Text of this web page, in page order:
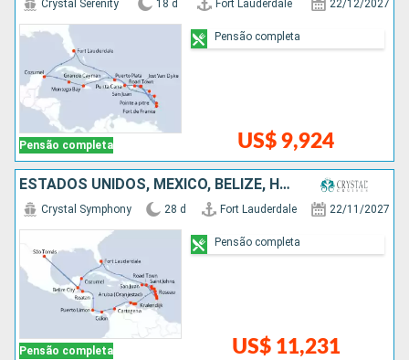
Pensão completa
Crystal Serenity 18 d Fort Lauderdale 22/12/2027
US$ 9,924
Pensão completa
ESTADOS UNIDOS, MÉXICO, BELIZE, HONDURAS, COSTA RICA, PANAMÁ, COLOMBIA, ARUBA, SANTA LUCIA, PORTO RICO, REPUBLICA DOMINICANA, ANTIGUA E BARBUDA, FRANCIA
Pensão completa
Crystal Symphony 28 d Fort Lauderdale 22/11/2027
US$ 11,231
Pensão completa